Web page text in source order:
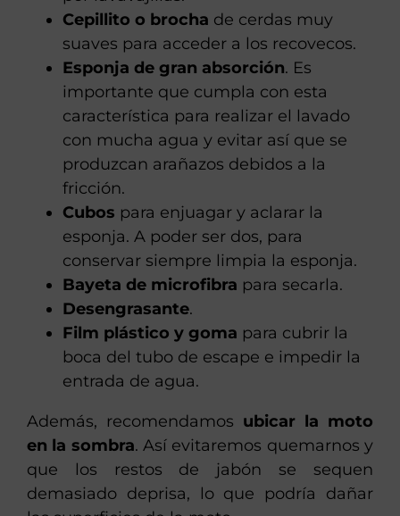
Cepillito o brocha de cerdas muy
suaves para acceder a los recovecos.
Esponja de gran absorción. Es
importante que cumpla con esta
característica para realizar el lavado
con mucha agua y evitar así que se
produzcan arañazos debidos a la
fricción.
Cubos para enjuagar y aclarar la
esponja. A poder ser dos, para
conservar siempre limpia la esponja.
Bayeta de microfibra para secarla.
Desengrasante.
Film plástico y goma para cubrir la
boca del tubo de escape e impedir la
entrada de agua.
Además, recomendamos ubicar la moto
en la sombra. Así evitaremos quemarnos y
que los restos de jabón se sequen
demasiado deprisa, lo que podría dañar